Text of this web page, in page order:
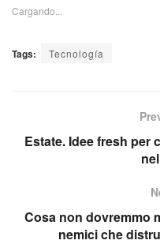
Cargando...
Tags: Tecnología
Estate. Idee fresh per
Cosa non dovremmo
nemici che